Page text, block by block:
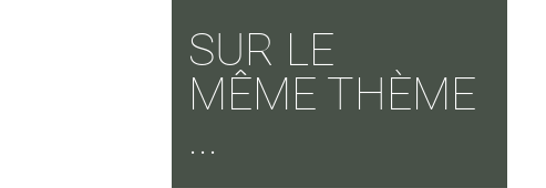
SUR LE
MÊME THÈME
...